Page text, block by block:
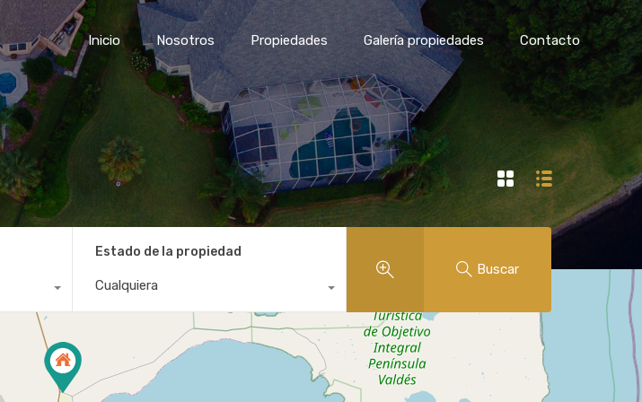
Inicio Nosotros Propiedades Galería propiedades Contacto
Estado de la propiedad
Cualquiera
Buscar